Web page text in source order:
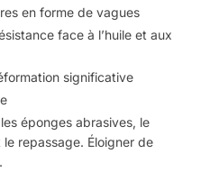
en forme de vagues
face à l’huile et aux
significative
éponges abrasives, le
repassage. Éloigner de